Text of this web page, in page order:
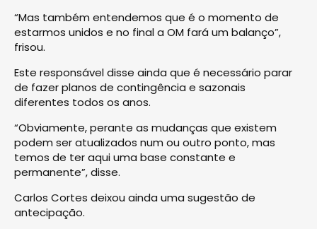
“Mas também entendemos que é o momento de
estarmos unidos e no final a OM fará um balanço”,
frisou.
Este responsável disse ainda que é necessário parar
de fazer planos de contingência e sazonais
diferentes todos os anos.
“Obviamente, perante as mudanças que existem
podem ser atualizados num ou outro ponto, mas
temos de ter aqui uma base constante e
permanente”, disse.
Carlos Cortes deixou ainda uma sugestão de
antecipação.